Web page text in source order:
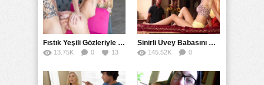
Fıstık Yeşili Gözleriyle Arka Bahçeyi Renklendirip Filizlendirdi
13.75K 0 13
Sinirli Üvey Babasını Sakinleştirmek İçin Amını Kullandı
145.52K
0